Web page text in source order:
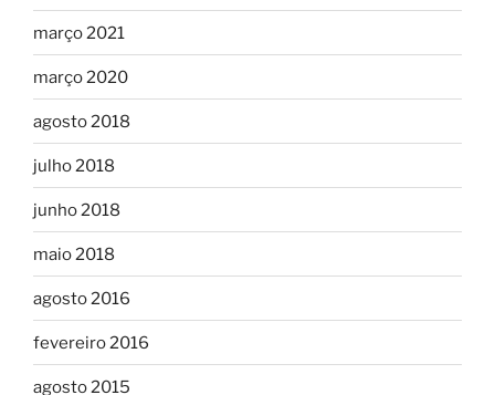
março 2021
março 2020
agosto 2018
julho 2018
junho 2018
maio 2018
agosto 2016
fevereiro 2016
agosto 2015